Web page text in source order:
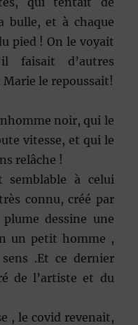
bulle, et à chaque
pied ! On le voyait
faisait d’autres
le repoussait!
noir, qui le
vitesse, et qui le
relâche !
semblable à celui
connu, créé par
dessine une
un petit homme ,
.Et ce dernier
de l’artiste et du
, le covid revenait,